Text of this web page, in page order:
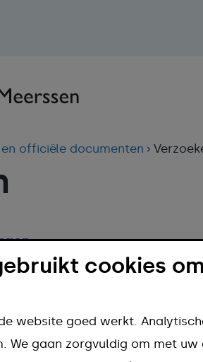
officiële documenten
aanvragen
cookies
website goed werkt.
We gaan zorgvuldig om met